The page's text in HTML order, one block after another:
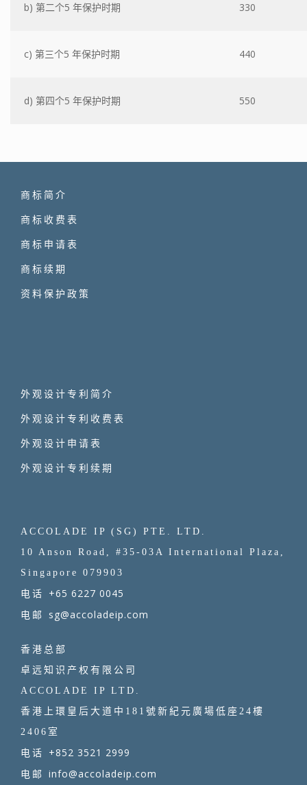
b) 第二个5 年保护时期 330
c) 第三个5 年保护时期 440
d) 第四个5 年保护时期 550
商标简介
商标收费表
商标申请表
商标续期
资料保护政策
外观设计专利简介
外观设计专利收费表
外观设计申请表
外观设计专利续期
ACCOLADE IP (SG) PTE. LTD.
10 Anson Road, #35-03A International Plaza,
Singapore 079903
电话 +65 6227 0045
电邮 sg@accoladeip.com
香港总部
卓远知识产权有限公司
ACCOLADE IP LTD.
香港上環皇后大道中181號新紀元廣場低座24樓
2406室
电话 +852 3521 2999
电邮 info@accoladeip.com